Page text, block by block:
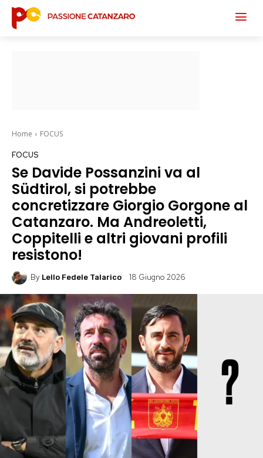
Home FOCUS
FOCUS
Se Davide Possanzini va al
Südtirol, si potrebbe
concretizzare Giorgio Gorgone al
Catanzaro. Ma Andreoletti,
Coppitelli e altri giovani profili
resistono!
By Lello Fedele Talarico 18 Giugno 2026